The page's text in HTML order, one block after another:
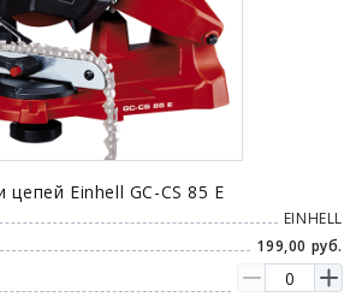
Einhell GC-CS 85 E
EINHELL
199,00 руб.